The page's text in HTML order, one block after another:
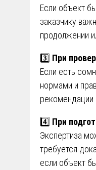
Если объект
заказчику
продолжении
3️⃣ При
Если есть
нормами и
рекомендации
4️⃣ При
Экспертиза
требуется
если объект